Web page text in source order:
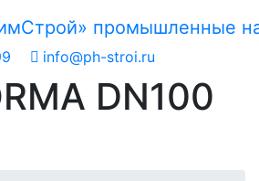
info@ph-stroi.ru
DN100